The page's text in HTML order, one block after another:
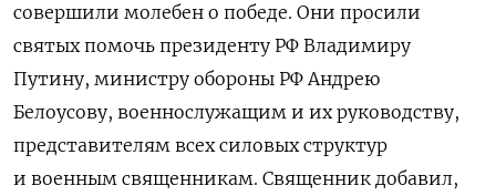
совершили молебен о победе. Они просили
святых помочь президенту РФ Владимиру
Путину, министру обороны РФ Андрею
Белоусову, военнослужащим и их руководству,
представителям всех силовых структур
и военным священникам. Священник добавил,